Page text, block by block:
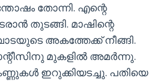
തോന്നി. എന്റെ
തുടങ്ങി. മാഷിന്റെ
അകത്തേക്ക് നീങ്ങി.
മുകളിൽ അമർന്നു.
ഇറുക്കിയടച്ചു. പതിയെ